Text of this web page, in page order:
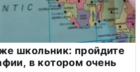
школьник: пройдите
в котором очень